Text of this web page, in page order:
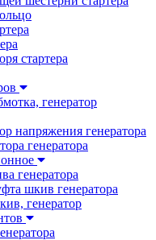
стартера
генератор
напряжения генератора
генератора
генератора
шкив генератора
генератор